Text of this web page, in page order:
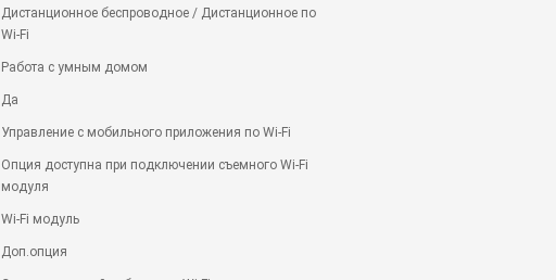
Дистанционное беспроводное / Дистанционное по
Wi-Fi
Работа с умным домом
Да
Управление c мобильного приложения по Wi-Fi
Опция доступна при подключении съемного Wi-Fi
модуля
Wi-Fi модуль
Доп.опция